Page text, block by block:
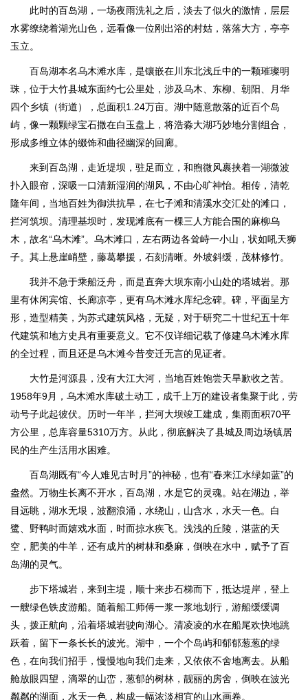
此时的百岛湖，一场夜雨洗礼之后，淡去了似火的激情，层层
水雾缭绕着湖光山色，远看像一位刚出浴的村姑，落落大方，亭亭
玉立。
百岛湖本名乌木滩水库，是镶嵌在川东北浅丘中的一颗璀璨明
珠，位于大竹县城东面约七公里处，涉及乌木、东柳、朝阳、月华
四个乡镇（街道），总面积1.24万亩。湖中随意散落的近百个岛
屿，像一颗颗绿宝石撒在白玉盘上，将浩淼大湖巧妙地分割组合，
形成多维立体的缀饰和曲径幽深的回廊。
来到百岛湖，走近堤坝，驻足而立，和煦微风裹挟着一湖微波
扑入眼帘，深吸一口清新湿润的湖风，不由心旷神怡。相传，清乾
隆年间，当地百姓为御洪抗旱，在七子滩和清溪水交汇处的滩口，
拦河筑坝。清理基坝时，发现滩底有一棵三人方能合围的麻柳乌
木，故名“乌木滩”。乌木滩口，左右两边各耸峙一小山，状如吼天狮
子。其上悬崖峭壁，藤葛攀援，石刻清晰。外坡斜缓，茂林修竹。
我并不急于乘船泛舟，而是直奔大坝东南小山处的塔城岩。那
里有休闲宾馆、长廊凉亭，更有乌木滩水库纪念碑。碑，平面呈方
形，造型精美，为苏式建筑风格，无疑，对于研究二十世纪五十年
代建筑和地方史具有重要意义。它不仅详细记载了修建乌木滩水库
的全过程，而且还是乌木滩今昔变迁无言的见证者。
大竹是河源县，没有大江大河，当地百姓饱尝天旱歉收之苦。
1958年9月，乌木滩水库破土动工，成千上万的建设者集聚于此，劳
动号子此起彼伏。历时一年半，拦河大坝竣工建成，集雨面积70平
方公里，总库容量5310万方。从此，彻底解决了县城及周边场镇居
民的生产生活用水困难。
百岛湖既有“今人难见古时月”的神秘，也有“春来江水绿如蓝”的
盎然。万物生长离不开水，百岛湖，水是它的灵魂。站在湖边，举
目远眺，湖水无垠，波翻浪涌，水绕山，山含水，水天一色。白
鹭、野鸭时而嬉戏水面，时而掠水疾飞。浅浅的丘陵，湛蓝的天
空，肥美的牛羊，还有成片的树林和桑麻，倒映在水中，赋予了百
岛湖的灵气。
步下塔城岩，来到主堤，顺十来步石梯而下，抵达堤岸，登上
一艘绿色铁皮游船。随着船工师傅一浆一浆地划行，游船缓缓调
头，拨正航向，沿着塔城岩驶向湖心。清凌凌的水在船尾欢快地跳
跃着，留下一条长长的波光。湖中，一个个岛屿和郁郁葱葱的绿
色，在向我们招手，慢慢地向我们走来，又依依不舍地离去。从船
舱放眼四望，滴翠的山峦，葱郁的树林，靓丽的房舍，倒映在波光
粼粼的湖面，水天一色，构成一幅浓淡相宜的山水画卷。